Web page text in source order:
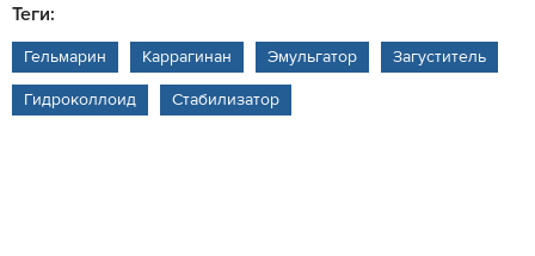
Теги:
Гельмарин Каррагинан Эмульгатор
Загуститель
Гидроколлоид
Стабилизатор